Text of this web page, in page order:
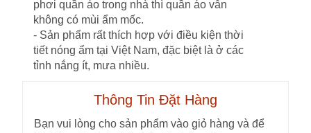
phơi quần áo trong nhà thì quần áo vẫn
không có mùi ẩm mốc.
- Sản phẩm rất thích hợp với điều kiện thời
tiết nóng ẩm tại Việt Nam, đặc biệt là ở các
tỉnh nắng ít, mưa nhiều.
Thông Tin Đặt Hàng
Bạn vui lòng cho sản phẩm vào giỏ hàng và để